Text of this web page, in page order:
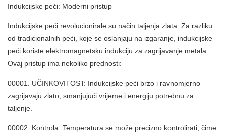
Indukcijske peći: Moderni pristup
Indukcijske peći revolucionirale su način taljenja zlata. Za razliku
od tradicionalnih peći, koje se oslanjaju na izgaranje, indukcijske
peći koriste elektromagnetsku indukciju za zagrijavanje metala.
Ovaj pristup ima nekoliko prednosti:
00001. UČINKOVITOST: Indukcijske peći brzo i ravnomjerno
zagrijavaju zlato, smanjujući vrijeme i energiju potrebnu za
taljenje.
00002. Kontrola: Temperatura se može precizno kontrolirati, čime